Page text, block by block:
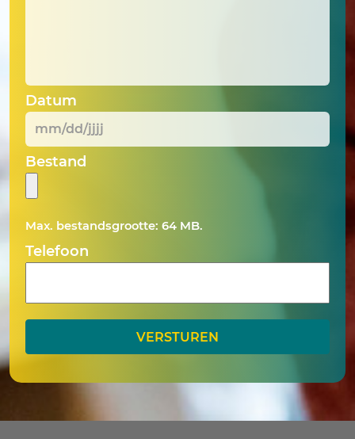
Datum
MM
slash
DD
slash
JJJJ
Bestand
Max. bestandsgrootte: 64 MB.
Telefoon